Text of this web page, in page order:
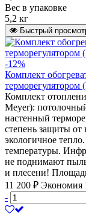
Вес в упаковке
5,2 кг
Быстрый
-12%
Комплект
Комплект
Meyer):
настенный
степень защиты от
экологичное
температуры.
не поднимают
и плесени!
11 200 ₽ Экономия
-